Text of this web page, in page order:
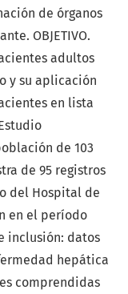
de órganos
OBJETIVO.
adultos
y su aplicación
en lista
de 103
de 95 registros
del Hospital de
en el período
inclusión: datos
hepática
comprendidas